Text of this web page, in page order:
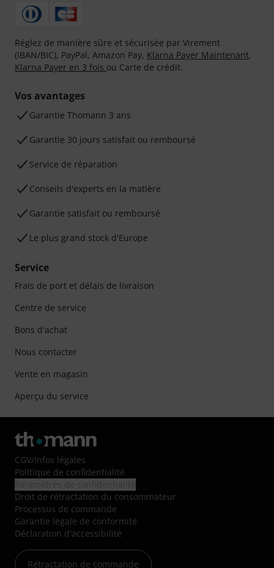
Réglez de manière sûre et sécurisée par Virement
(IBAN/BIC), PayPal, Amazon Pay, Klarna Payer Maintenant,
Klarna Payer en 3 fois ou Carte de crédit.
Vos avantages
Ga­ran­tie Thomann 3 ans
Garantie 30 jours satisfait ou remboursé
Service de réparation
Conseils d'experts en la matière
Garantie satisfait ou remboursé
Le plus grand stock d'Europe
Service
Frais de port et délais de livraison
Centre de service
Bons d'achat
Nous contacter
Vente en magasin
Aperçu du service
CGV/Infos légales
Politique de confidentialité
Droit de rétractation du consommateur
Processus de commande
Garantie légale de conformité
Déclaration d'accessibilité
Rétractation de commande